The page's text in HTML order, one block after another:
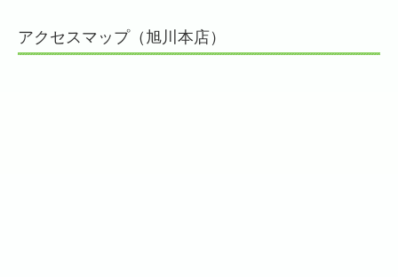
アクセスマップ（旭川本店）